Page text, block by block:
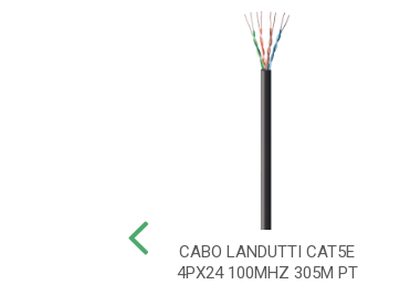
CABO LANDUTTI CAT5E
4PX24 100MHZ 305M PT